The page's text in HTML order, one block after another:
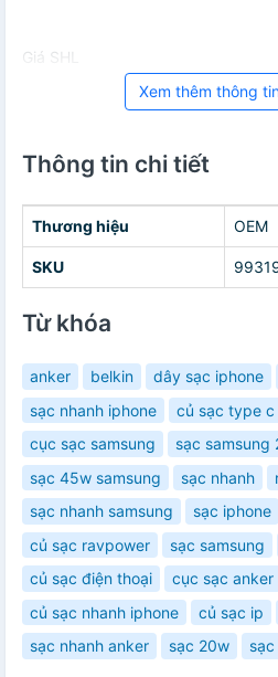
Giá SHL
Xem thêm thông
Thông tin chi tiết
Thương hiệu OEM
SKU
Từ khóa
anker belkin dây sạc iphone
sạc nhanh iphone
củ sạc type c
cục sạc samsung
sạc samsung
sạc 45w samsung
sạc nhanh
sạc nhanh samsung
sạc iphone
củ sạc ravpower
sạc samsung
củ sạc điện thoại
cục sạc anker
củ sạc nhanh iphone
củ sạc ip
sạc nhanh anker
sạc 20w